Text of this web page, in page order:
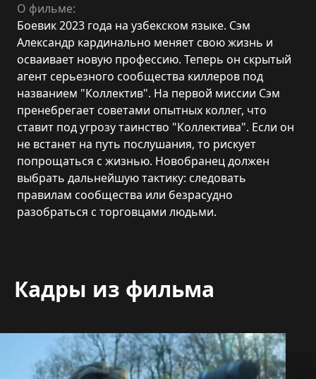
О фильме:
Боевик 2023 года на узбекском языке. Сэм
Александр кардинально меняет свою жизнь и
осваивает новую профессию. Теперь он скрытый
агент серьезного сообщества киллеров под
названием "Коллектив". На первой миссии Сэм
пренебрегает советами опытных коллег, что
ставит под угрозу таинство "Коллектива". Если он
не встанет на путь послушания, то рискует
попрощаться с жизнью. Новобранец должен
выбрать дальнейшую тактику: следовать
правилам сообщества или безрасудно
разобраться с торговцами людьми.
Кадры из фильма